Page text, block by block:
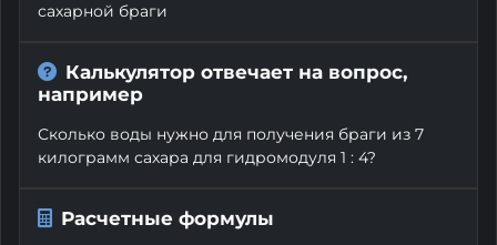
сахарной браги
Калькулятор отвечает на вопрос,
например
Сколько воды нужно для получения браги из 7
килограмм сахара для гидромодуля 1 : 4?
Расчетные формулы